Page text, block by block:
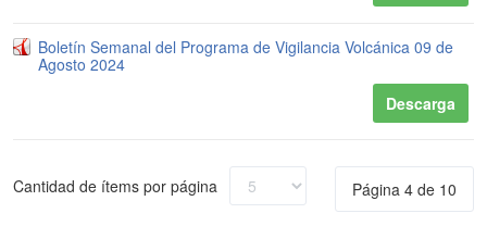
Boletín Semanal del Programa de Vigilancia Volcánica 09 de
Agosto 2024
Descarga
Cantidad de ítems por página Página 4 de 10